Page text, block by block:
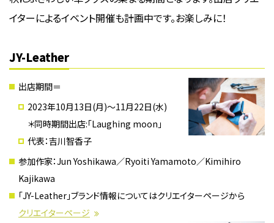
イターによるイベント開催も計画中です。お楽しみに！
JY-Leather
出店期間＝
2023年10月13日(月)〜11月22日(水)
＊同時期間出店:「Laughing moon」
代表：吉川智香子
参加作家：Jun Yoshikawa／Ryoiti Yamamoto／Kimihiro
Kajikawa
「JY-Leather」ブランド情報についてはクリエイターページから
クリエイターページ